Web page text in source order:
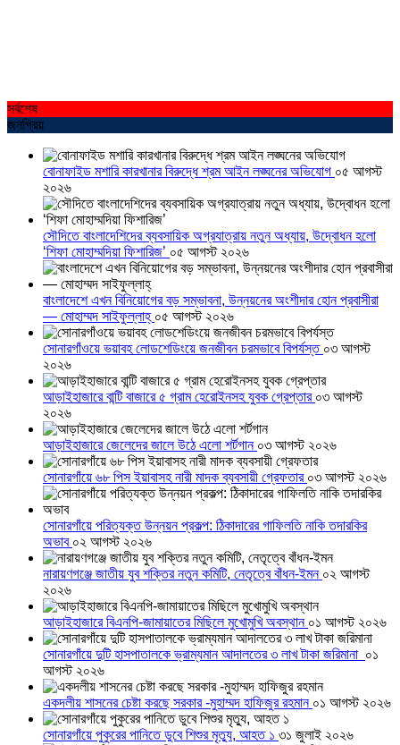
সর্বশেষ
জনপ্রিয়
বোনাফাইড মশারি কারখানার বিরুদ্ধে শ্রম আইন লঙ্ঘনের অভিযোগ ০৫ আগস্ট
২০২৬
সৌদিতে বাংলাদেশিদের ব্যবসায়িক অগ্রযাত্রায় নতুন অধ্যায়, উদ্বোধন হলো
‘শিফা মোহাম্মদিয়া ফিশারিজ’ ০৫ আগস্ট ২০২৬
বাংলাদেশে এখন বিনিয়োগের বড় সম্ভাবনা, উন্নয়নের অংশীদার হোন প্রবাসীরা
— মোহাম্মদ সাইফুল্লাহ্ ০৫ আগস্ট ২০২৬
সোনারগাঁওয়ে ভয়াবহ লোডশেডিংয়ে জনজীবন চরমভাবে বিপর্যস্ত ০৩ আগস্ট
২০২৬
আড়াইহাজারে বান্টি বাজারে ৫ গ্রাম হেরোইনসহ যুবক গ্রেপ্তার ০৩ আগস্ট
২০২৬
আড়াইহাজারে জেলেদের জালে উঠে এলো শর্টগান ০৩ আগস্ট ২০২৬
সোনারগাঁয়ে ৬৮ পিস ইয়াবাসহ নারী মাদক ব্যবসায়ী গ্রেফতার ০৩ আগস্ট ২০২৬
সোনারগাঁয়ে পরিত্যক্ত উন্নয়ন প্রকল্প: ঠিকাদারের গাফিলতি নাকি তদারকির
অভাব ০২ আগস্ট ২০২৬
নারায়ণগঞ্জে জাতীয় যুব শক্তির নতুন কমিটি, নেতৃত্বে বাঁধন-ইমন ০২ আগস্ট
২০২৬
আড়াইহাজারে বিএনপি-জামায়াতের মিছিলে মুখোমুখি অবস্থান ০১ আগস্ট ২০২৬
সোনারগাঁয়ে দুটি হাসপাতালকে ভ্রাম্যমান আদালতের ৩ লাখ টাকা জরিমানা ০১
আগস্ট ২০২৬
একদলীয় শাসনের চেষ্টা করছে সরকার -মুহাম্মদ হাফিজুর রহমান ০১ আগস্ট ২০২৬
সোনারগাঁয়ে পুকুরের পানিতে ডুবে শিশুর মৃত্যু, আহত ১ ৩১ জুলাই ২০২৬